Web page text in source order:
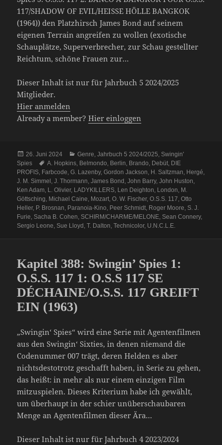
117/SHADOW OF EVIL/HEISSE HÖLLE BANGKOK
(1964)) den Platzhirsch James Bond auf seinem
eigenen Terrain angreifen zu wollen (exotische
Schauplätze, Superverbrecher, zur Schau gestellter
Reichtum, schöne Frauen zur…
Dieser Inhalt ist nur für Jahrbuch 5 2024/2025
Mitglieder.
Hier anmelden
Already a member?Hier einloggen
Veröffentlicht
am
26. Juni 2024 Kategorien
Genre,Jahrbuch 5 2024/2025, Swingin'
Spies
Schlagwörter
A. Hopkins, Belmondo, Berlin, Brando, Debüt, DIE
PROFIS, Farbcode,G. Lazenby,Gordon Jackson, H. Saltzman, Hergé,
J. M. Simmel ,J. Thormann,James Bond ,John Barry,John Huston,
Ken Adam, L. Olivier, LADYKILLERS, Len Deighton, London, M.
Göttsching, Michael Caine, Mozart,O. W. Fischer,O.S.S. 117,Otto
Heller, P. Brosnan, Paranoia-Kino, Peer Schmidt, Roger Moore, S. J.
Furie, Sacha B. Cohen, SCHIRM/CHARME/MELONE, Sean Connery,
Sergio Leone, Sue Lloyd ,T. Dalton,Technicolor, U.N.C.L.E.
Kapitel 388: Swingin’ Spies 1:
O.S.S. 117 1: O.S.S 117 SE
DÉCHAINE/O.S.S. 117 GREIFT
EIN (1963)
„Swingin‘ Spies“ wird eine Serie mit Agentenfilmen
aus den Swingin‘ Sixties, in denen niemand die
Codenummer 007 trägt, deren Helden es aber
nichtsdestotrotz geschafft haben, in Serie zu gehen,
das heißt: in mehr als nur einem einzigen Film
mitzuspielen. Dieses Kriterium habe ich gewählt,
um überhaupt in der schier unüberschaubaren
Menge an Agentenfilmen dieser Ära…
Dieser Inhalt ist nur für Jahrbuch 4 2023/2024